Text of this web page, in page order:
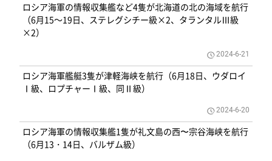
ロシア海軍の情報収集艦など4隻が北海道の北の海域を航行
（6月15～19日、ステレグシチー級×2、タランタルⅢ級
×2）
2024-6-21
ロシア海軍艦艇3隻が津軽海峡を航行（6月18日、ウダロイ
Ⅰ級、ロプチャーⅠ級、同Ⅱ級）
2024-6-20
ロシア海軍の情報収集艦1隻が礼文島の西〜宗谷海峡を航行
（6月13・14日、バルザム級）